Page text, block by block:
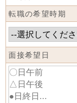
転職の希望時期
面接希望日